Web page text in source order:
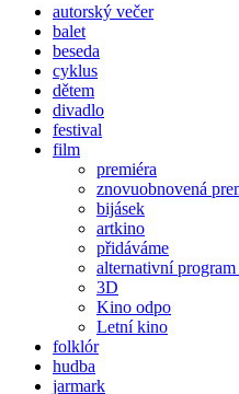
autorský večer
balet
beseda
cyklus
dětem
divadlo
festival
film
premiéra
znovuobnovená
bijásek
artkino
přidáváme
alternativní
3D
Kino odpo
Letní kino
folklór
hudba
jarmark